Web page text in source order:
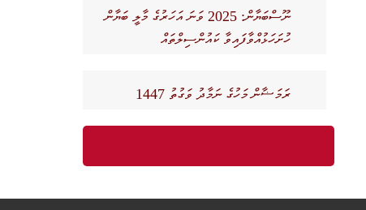
ނޫސްބަޔާން: 2025 ވަނަ އަހަރުގެ މާލީ ބަޔާން
ހުށަހަޅުއްވާފައިވާ ކައުންސިލްތައް
ރަމަޟާން މަހުގެ ނަމާދު ވަގުތު 1447